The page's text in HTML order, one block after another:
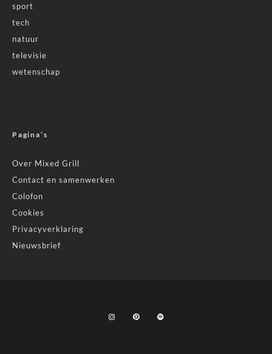
sport
tech
natuur
televisie
wetenschap
Pagina’s
Over Mixed Grill
Contact en samenwerken
Colofon
Cookies
Privacyverklaring
Nieuwsbrief